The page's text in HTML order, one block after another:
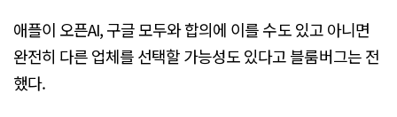
애플이 오픈AI, 구글 모두와 합의에 이를 수도 있고 아니면
완전히 다른 업체를 선택할 가능성도 있다고 블룸버그는 전
했다.